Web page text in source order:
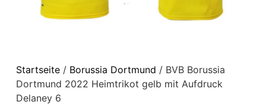
Startseite/ Borussia Dortmund / BVB Borussia
Dortmund 2022 Heimtrikot gelb mit Aufdruck
Delaney 6